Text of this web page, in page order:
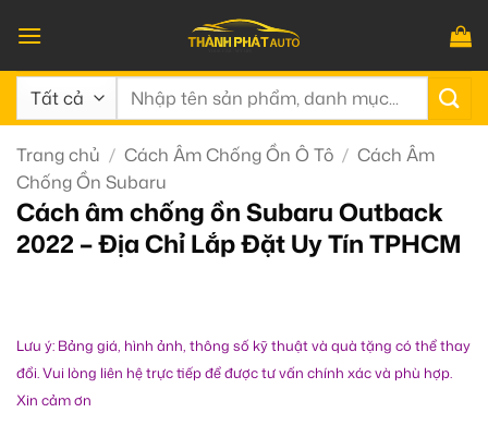
qua
nội
dung
Tìm
Trang chủ / Cách Âm Chống Ồn Ô Tô / Cách Âm
Chống Ồn Subaru
Cách âm chống ồn Subaru Outback
2022 – Địa Chỉ Lắp Đặt Uy Tín TPHCM
Lưu ý: Bảng giá, hình ảnh, thông số kỹ thuật và quà tặng có thể thay
đổi. Vui lòng liên hệ trực tiếp để được tư vấn chính xác và phù hợp.
Xin cảm ơn